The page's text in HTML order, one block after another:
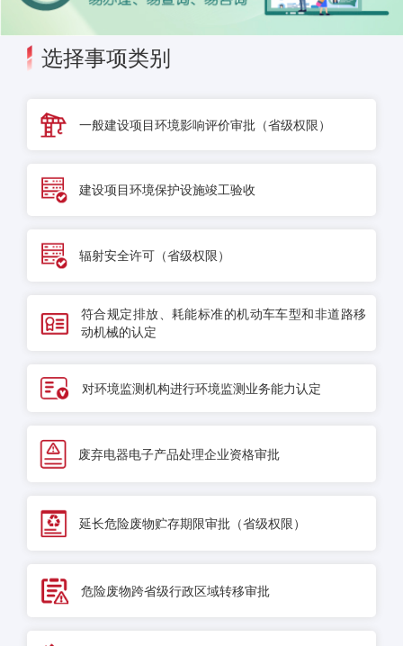
选择事项类别
一般建设项目环境影响评价审批（省级权限）
建设项目环境保护设施竣工验收
辐射安全许可（省级权限）
符合规定排放、耗能标准的机动车车型和非道路移
动机械的认定
对环境监测机构进行环境监测业务能力认定
废弃电器电子产品处理企业资格审批
延长危险废物贮存期限审批（省级权限）
危险废物跨省级行政区域转移审批